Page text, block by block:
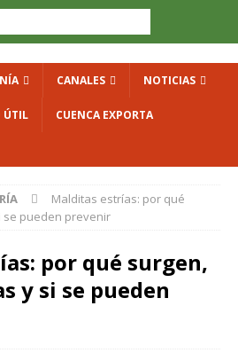
CANALES NOTICIAS
ÚTIL CUENCA EXPORTA
Malditas estrías: por qué
se pueden prevenir
por qué surgen,
y si se pueden